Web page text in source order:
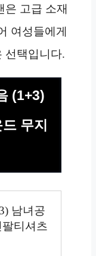
은 고급 소재
여성들에게
선택입니다.
(1+3)
무지
남녀공
티셔츠